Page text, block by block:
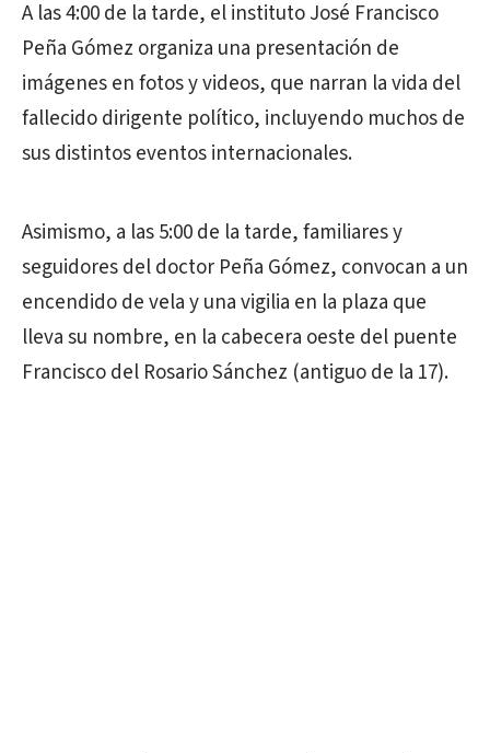
A las 4:00 de la tarde, el instituto José Francisco
Peña Gómez organiza una presentación de
imágenes en fotos y videos, que narran la vida del
fallecido dirigente político, incluyendo muchos de
sus distintos eventos internacionales.
Asimismo, a las 5:00 de la tarde, familiares y
seguidores del doctor Peña Gómez, convocan a un
encendido de vela y una vigilia en la plaza que
lleva su nombre, en la cabecera oeste del puente
Francisco del Rosario Sánchez (antiguo de la 17).